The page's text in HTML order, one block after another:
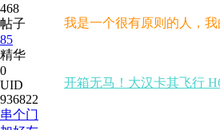
468
帖子
85
精华
0
UID
936822
串个门
我是一个很有原则的人，
开箱无马！大汉卡其飞行